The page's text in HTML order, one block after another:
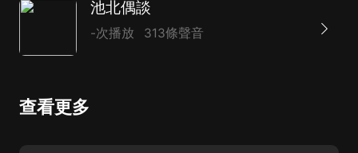
池北偶談
-次播放 313條聲音
查看更多